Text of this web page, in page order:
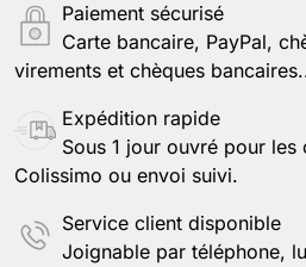
Paiement sécurisé
Carte bancaire, PayPal,
virements et chèques
Expédition rapide
Sous 1 jour ouvré pour
Colissimo ou envoi suivi.
Service client disponible
Joignable par téléphone,